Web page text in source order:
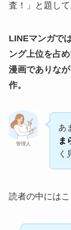
査！」と題して
LINEマンガで
ング上位を占
漫画でありな
作。
管理人
あ
ま
く
読者の中には